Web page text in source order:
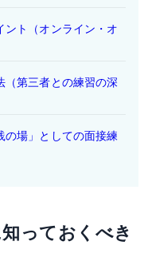
ント（オンライン・オ
（第三者との練習の深
の場」としての面接練
っておくべき